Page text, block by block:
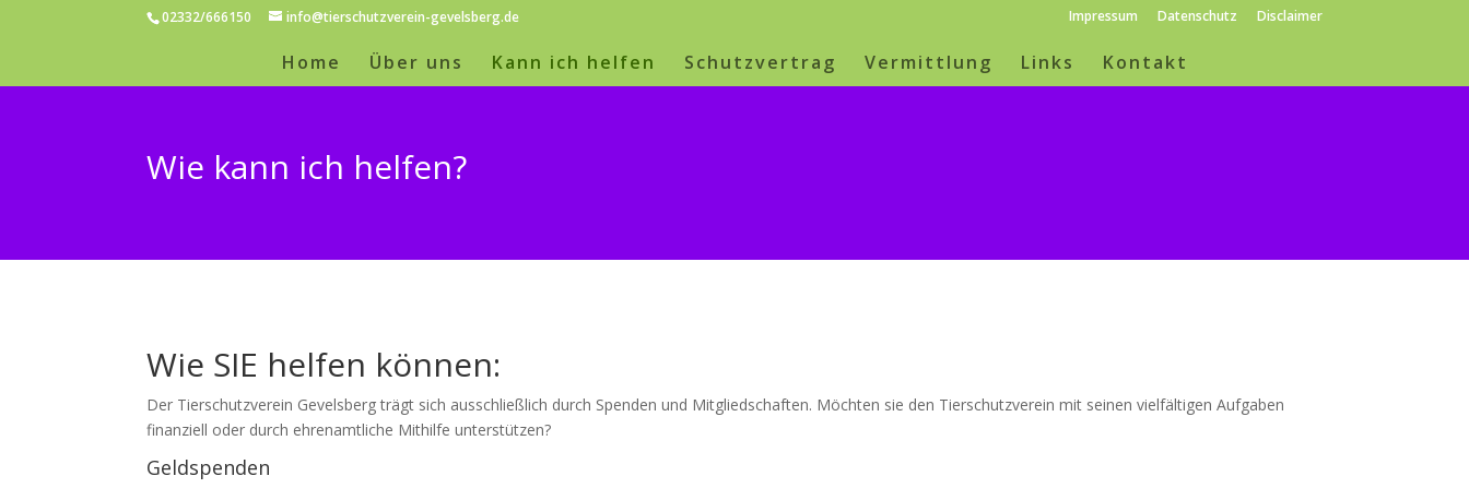
02332/666150 info@tierschutzverein-gevelsberg.de Impressum Datenschutz Disclaimer
Home Über uns Kann ich helfen Schutzvertrag Vermittlung Links Kontakt
Wie kann ich helfen?
Wie SIE helfen können:
Der Tierschutzverein Gevelsberg trägt sich ausschließlich durch Spenden und Mitgliedschaften. Möchten sie den Tierschutzverein mit seinen vielfältigen Aufgaben
finanziell oder durch ehrenamtliche Mithilfe unterstützen?
Geldspenden